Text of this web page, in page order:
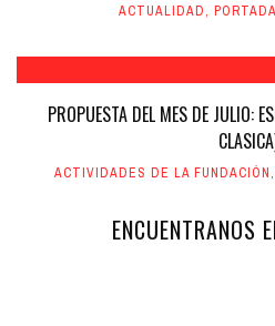
ACTUALIDAD, PORTADA
PROPUESTA DEL MES DE JULIO:
ACTIVIDADES DE LA FUNDACIÓN,
ENCUENTRANOS